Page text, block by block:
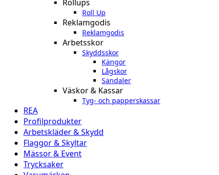
Rollups
Roll Up
Reklamgodis
Reklamgodis
Arbetsskor
Skyddsskor
Kängor
Lågskor
Sandaler
Väskor & Kassar
Tyg- och papperskassar
REA
Profilprodukter
Arbetskläder & Skydd
Flaggor & Skyltar
Mässor & Event
Trycksaker